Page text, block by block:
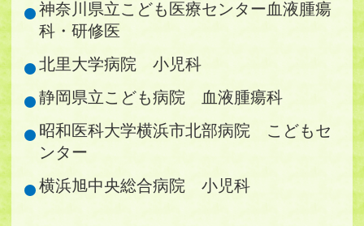
神奈川県立こども医療センター血液腫瘍
科・研修医
北里大学病院 小児科
静岡県立こども病院 血液腫瘍科
昭和医科大学横浜市北部病院 こどもセ
ンター
横浜旭中央総合病院 小児科